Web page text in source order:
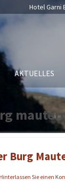
Hotel Garni
AKTUELLES
Burg
Hinterlassen Sie einen